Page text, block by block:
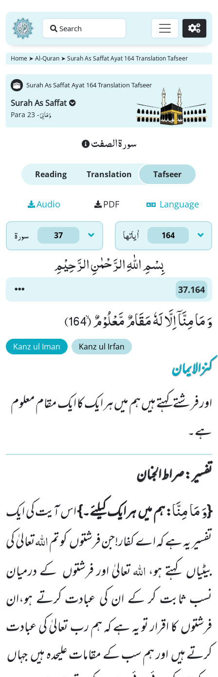
Search Go
Home ➤ Al-Quran ➤ Surah As Saffat Ayat 164 Translation Tafseer
Surah As Saffat Ayat 164 Translation Tafseer
Surah As Saffat
Para 23 -وَ مَا لِیَ
سورة الصفت
Reading Translation Tafseer
Audio PDF Language
سورۃ 37 اٰياتها 164
بِسْمِ اللّٰهِ الرَّحْمٰنِ الرَّحِیْمِ
37.164
وَ مَا مِنَّاۤ اِلَّا لَهٗ مَقَامٌ مَّعْلُوْمٌۙ (164)
Kanz ul Iman Kanz ul Irfan
کنزالایمان
اور فرشتے کہتے ہیں ہم میں ہر ایک کا ایک مقام معلوم
ہے۔
تفسیر : ‎صراط الجنان
{وَ مَا مِنَّا: ہم میںہر ایک کیلئے۔}اس آیت کی ایک
تفسیر یہ ہے کہاے کفار!جن فرشتوںکو تماللہتعالیٰ کی
بیٹیاں کہتے ہو،اللہتعالیٰ اور فرشتوں کے درمیان
نسب ثابت کر کے ان کی عبادت کرتے ہو،ان
فرشتوںکا اقرار تو یہ ہے کہ ہم رب تعالیٰ کی عبادت
کرتے ہیںاور ہم سب کے مقامات علیحدہ ہیںجہاں